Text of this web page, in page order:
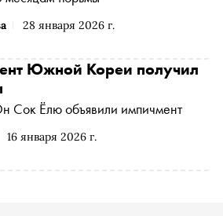
28 января 2026 г.
16 января 2026 г.
Южной Кореи получил
Сок Ёлю объявили импичмент